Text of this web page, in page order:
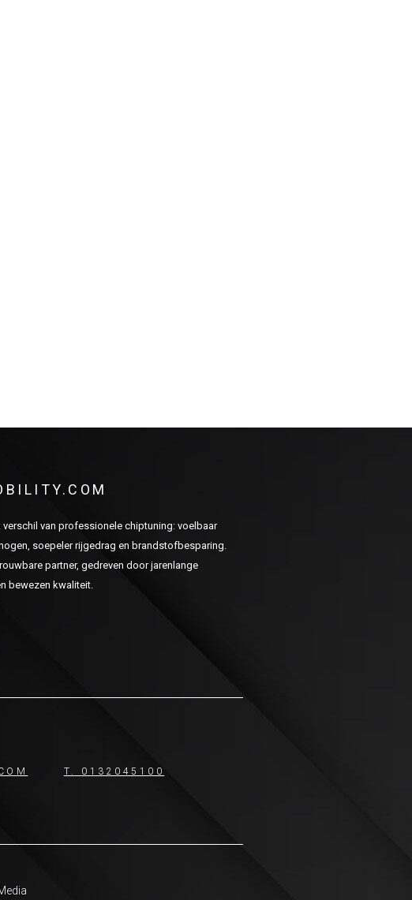
verschil van professionele chiptuning: voelbaar
soepeler rijgedrag en brandstofbesparing.
partner, gedreven door jarenlange
bewezen kwaliteit.
T. 0132045100